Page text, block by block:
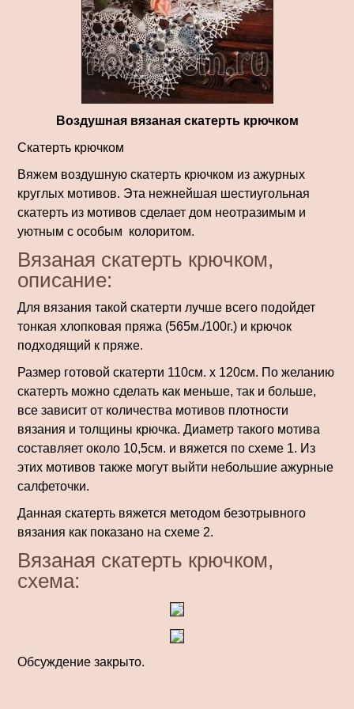
Воздушная вязаная скатерть крючком
Скатерть крючком
Вяжем воздушную скатерть крючком из ажурных
круглых мотивов. Эта нежнейшая шестиугольная
скатерть из мотивов сделает дом неотразимым и
уютным с особым колоритом.
Вязаная скатерть крючком,
описание:
Для вязания такой скатерти лучше всего подойдет
тонкая хлопковая пряжа (565м./100г.) и крючок
подходящий к пряже.
Размер готовой скатерти 110см. х 120см. По желанию
скатерть можно сделать как меньше, так и больше,
все зависит от количества мотивов плотности
вязания и толщины крючка. Диаметр такого мотива
составляет около 10,5см. и вяжется по схеме 1. Из
этих мотивов также могут выйти небольшие ажурные
салфеточки.
Данная скатерть вяжется методом безотрывного
вязания как показано на схеме 2.
Вязаная скатерть крючком,
схема:
Обсуждение закрыто.